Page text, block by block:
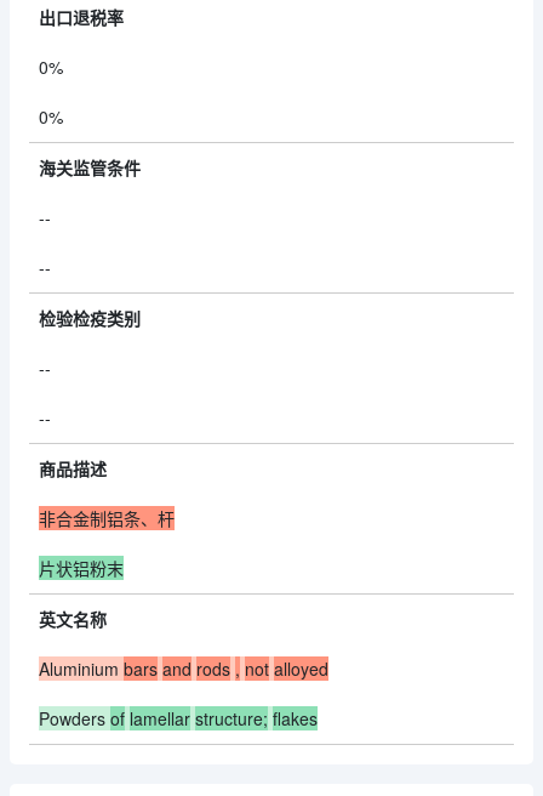
出口退税率
0%
0%
海关监管条件
--
--
检验检疫类别
--
--
商品描述
非合金制铝条、杆
片状铝粉末
英文名称
Aluminium bars and rods , not alloyed
Powders of lamellar structure; flakes